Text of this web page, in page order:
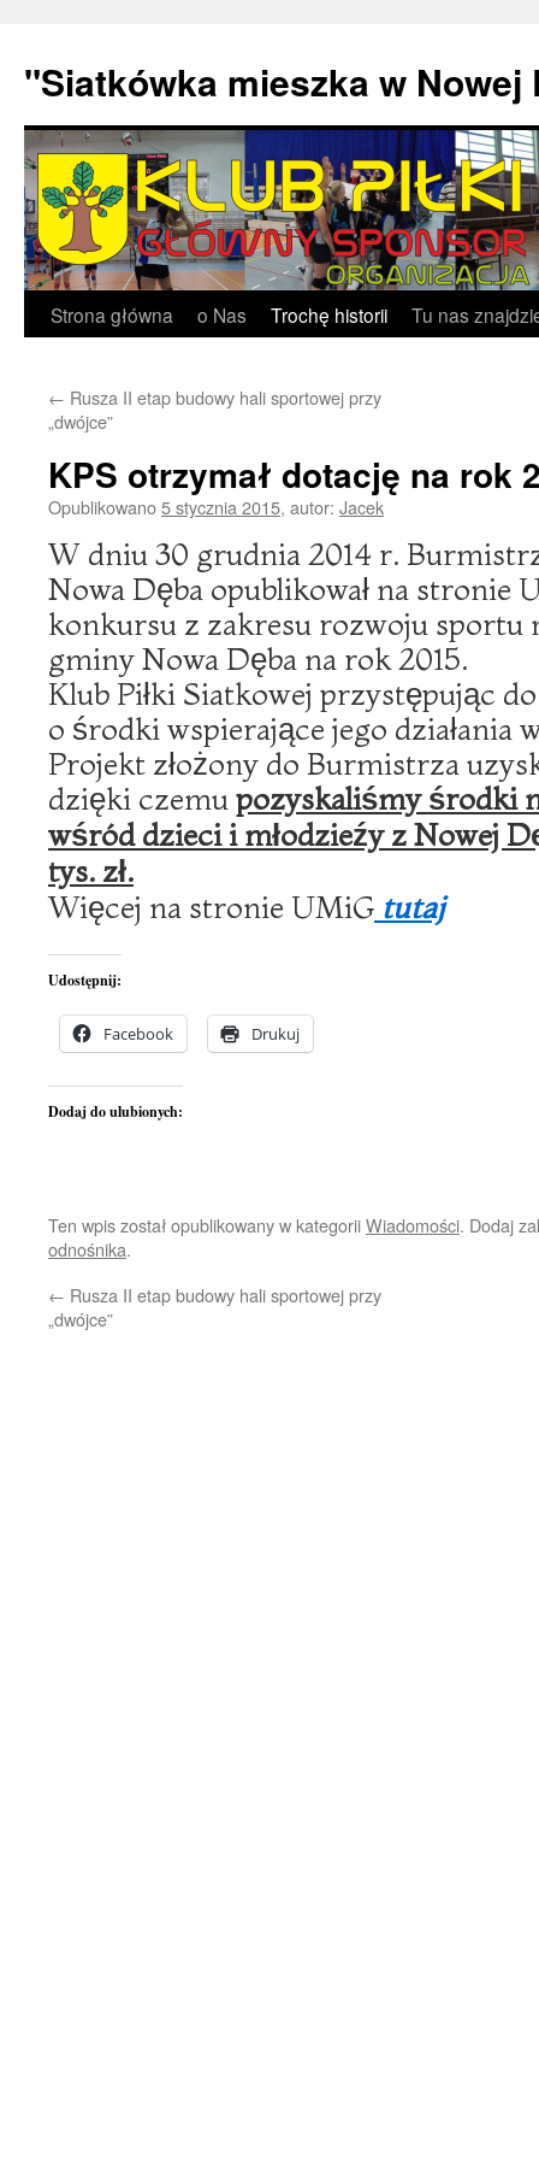
"Siatkówka mieszka w Nowej
Przejdź
treści
Strona główna o Nas Trochę historii Tu nas
← Rusza II etap budowy hali sportowej przy
„dwójce”
KPS otrzymał dotację na rok
Opublikowano5 stycznia 2015, autor: Jacek
W dniu 30 grudnia 2014 r.
Nowa Dęba opublikował na stronie
konkursu z zakresu rozwoju sportu
gminy Nowa Dęba na rok 2015.
Klub Piłki Siatkowej przystępując
o środki wspierające jego działania
Projekt złożony do Burmistrza
dzięki czemu pozyskaliśmy środki
wśród dzieci i młodzieźy z Nowej
tys. zł.
Więcej na stronie UMiG tutaj
Udostępnij:
Facebook Drukuj
Dodaj do ulubionych:
Ten wpis został opublikowany w kategoriiWiadomości. Dodaj
odnośnika.
← Rusza II etap budowy hali sportowej przy
„dwójce”